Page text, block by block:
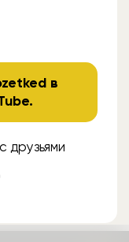
в
.
друзьями